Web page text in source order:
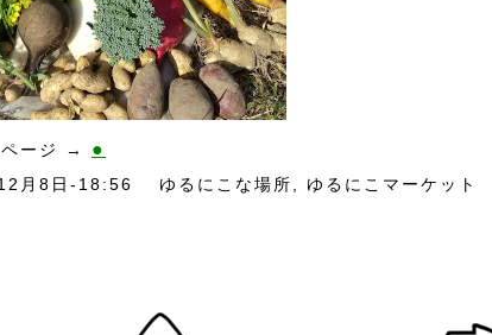
ページ → ●
月8日-18:56 ゆるにこな場所 ゆるにこマーケット